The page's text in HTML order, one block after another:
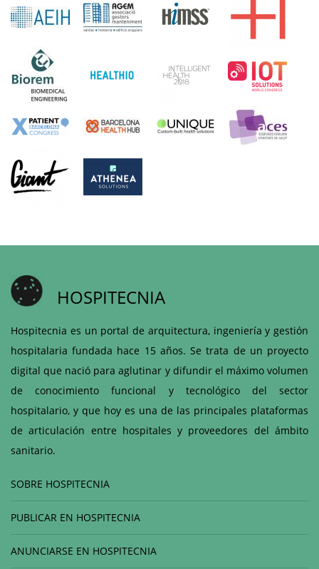
HOSPITECNIA
Hospitecnia es un portal de arquitectura, ingeniería y gestión
hospitalaria fundada hace 15 años. Se trata de un proyecto
digital que nació para aglutinar y difundir el máximo volumen
de conocimiento funcional y tecnológico del sector
hospitalario, y que hoy es una de las principales plataformas
de articulación entre hospitales y proveedores del ámbito
sanitario.
SOBRE HOSPITECNIA
PUBLICAR EN HOSPITECNIA
ANUNCIARSE EN HOSPITECNIA